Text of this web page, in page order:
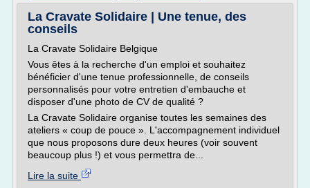
La Cravate Solidaire | Une tenue, des
conseils
La Cravate Solidaire Belgique
Vous êtes à la recherche d'un emploi et souhaitez
bénéficier d'une tenue professionnelle, de conseils
personnalisés pour votre entretien d'embauche et
disposer d'une photo de CV de qualité ?
La Cravate Solidaire organise toutes les semaines des
ateliers « coup de pouce ». L'accompagnement individuel
que nous proposons dure deux heures (voir souvent
beaucoup plus !) et vous permettra de...
Lire la suite